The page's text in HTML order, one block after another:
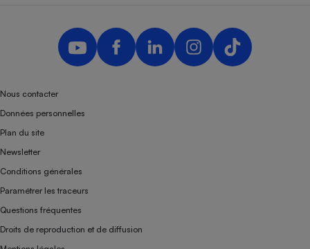
Nous contacter
Données personnelles
Plan du site
Newsletter
Conditions générales
Paramétrer les traceurs
Questions fréquentes
Droits de reproduction et de diffusion